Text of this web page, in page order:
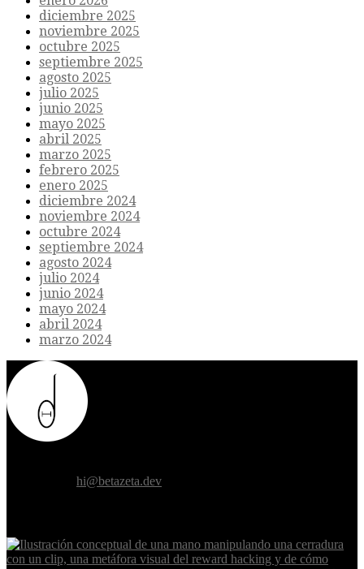
diciembre 2025
noviembre 2025
octubre 2025
septiembre 2025
agosto 2025
julio 2025
junio 2025
mayo 2025
abril 2025
marzo 2025
febrero 2025
enero 2025
diciembre 2024
noviembre 2024
octubre 2024
septiembre 2024
agosto 2024
julio 2024
junio 2024
mayo 2024
abril 2024
marzo 2024
hi@betazeta.dev